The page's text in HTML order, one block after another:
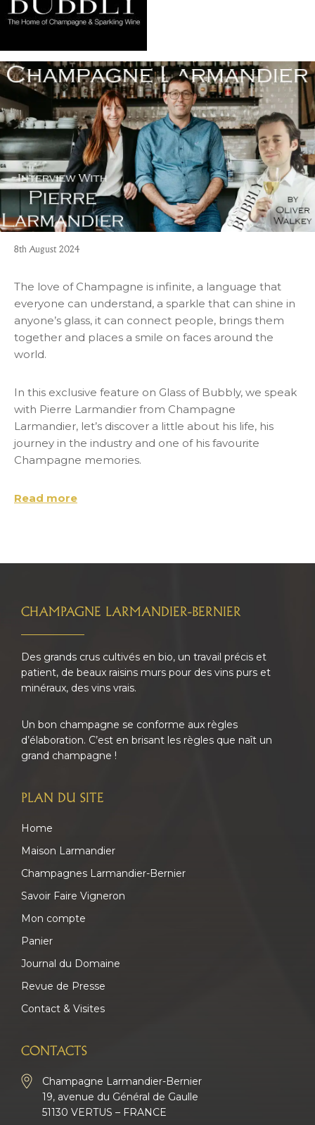
8th August 2024
The love of Champagne is infinite, a language that
everyone can understand, a sparkle that can shine in
anyone’s glass, it can connect people, brings them
together and places a smile on faces around the
world.
In this exclusive feature on Glass of Bubbly, we speak
with Pierre Larmandier from Champagne
Larmandier, let’s discover a little about his life, his
journey in the industry and one of his favourite
Champagne memories.
Read more
FOOTER
CHAMPAGNE LARMANDIER-BERNIER
Des grands crus cultivés en bio, un travail précis et
patient, de beaux raisins murs pour des vins purs et
minéraux, des vins vrais.
Un bon champagne se conforme aux règles
d’élaboration. C’est en brisant les règles que naît un
grand champagne !
PLAN DU SITE
Home
Maison Larmandier
Champagnes Larmandier-Bernier
Savoir Faire Vigneron
Mon compte
Panier
Journal du Domaine
Revue de Presse
Contact & Visites
CONTACTS
Champagne Larmandier-Bernier
19, avenue du Général de Gaulle
51130 VERTUS – FRANCE